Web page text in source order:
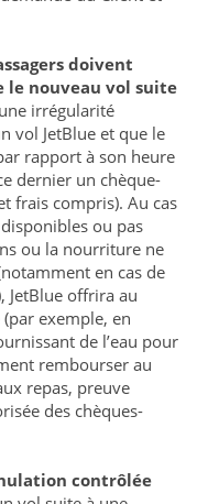
doivent
le nouveau vol suite
irrégularité
vol JetBlue et que le
rapport à son heure
dernier un chèque-
frais compris). Au cas
ou pas
ou la nourriture ne
en cas de
JetBlue offrira au
exemple, en
de l’eau pour
rembourser au
repas, preuve
des chèques-
contrôlée